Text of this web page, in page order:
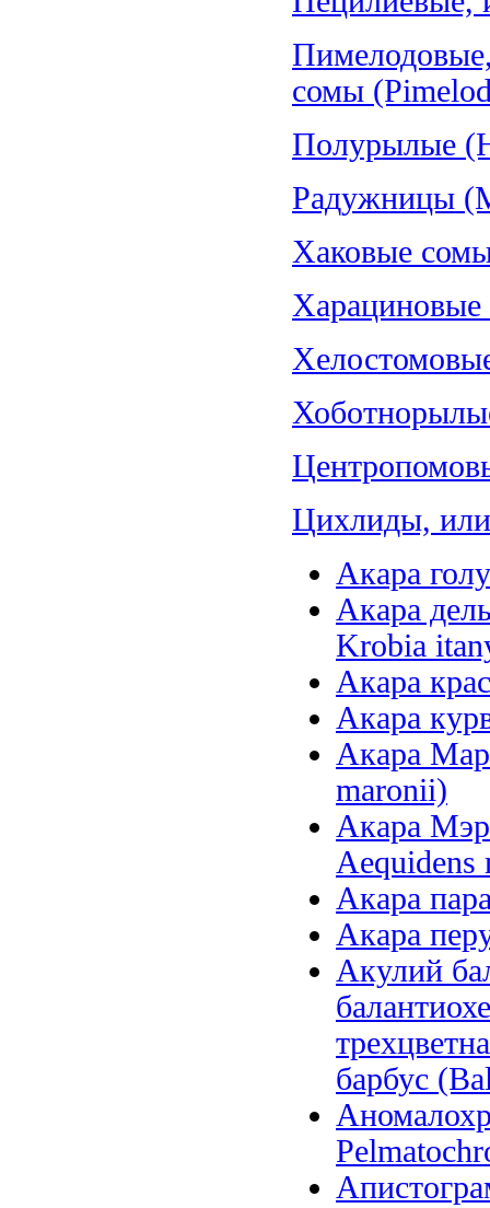
сомы
Полурылые
Радужницы
Хаковые
Харациновые
Цихлиды,
Акара
Акара
Krobia
Акара
Акара
Акара
maronii)
Акара
Aequidens
Акара
Акара
Акулий
барбус